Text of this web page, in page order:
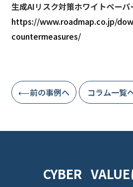
生成AIリスク対策ホワイトペーパ
https://www.roadmap.co.jp/
countermeasures/
⟵前の事例へ コラム一覧
CYBER